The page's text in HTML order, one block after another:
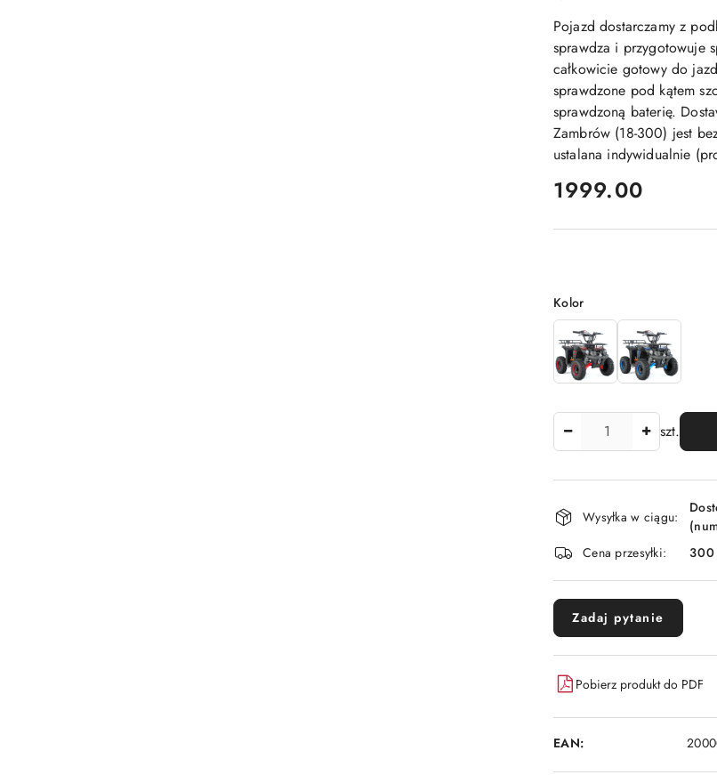
Pojazd dostarczamy z
sprawdza i przygotowuje
całkowicie gotowy do
sprawdzone pod kątem
sprawdzoną baterię.
Zambrów (18-300) jest
ustalana indywidualnie
cena:
1999.00
Wariant
Kolor
szt.
i
dostawa
Wysyłka w ciągu:
Cena przesyłki:
300
Zadaj pytanie
Pobierz produkt do PDF
EAN: